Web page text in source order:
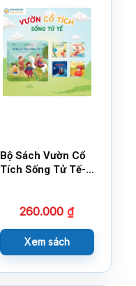
Bộ Sách Vườn Cổ
Tích Sống Tử Tế-
260.000₫
Xem sách